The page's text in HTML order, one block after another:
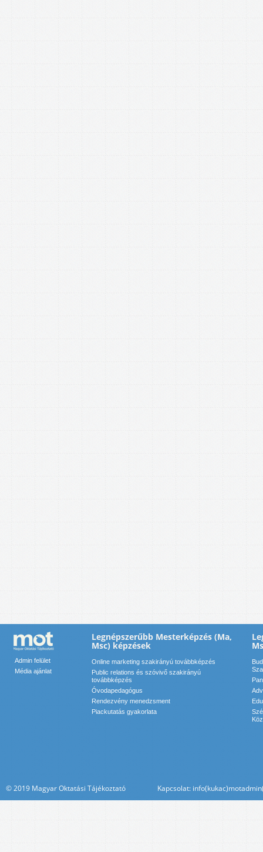
Admin felület
Média ajánlat
Legnépszerűbb Mesterképzés (Ma,
Msc) képzések
Online marketing szakirányú továbbképzés
Public relations és szóvivő szakirányú
továbbképzés
Óvodapedagógus
Rendezvény menedzsment
Piackutatás gyakorlata
© 2019 Magyar Oktatási Tájékoztató Kapcsolat: